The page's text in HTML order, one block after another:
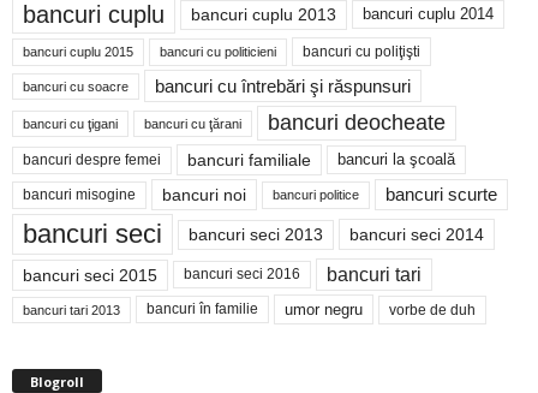
bancuri cuplu bancuri cuplu 2013 bancuri cuplu 2014
bancuri cuplu 2015 bancuri cu politicieni bancuri cu poliţişti
bancuri cu soacre bancuri cu întrebări şi răspunsuri
bancuri cu ţigani bancuri cu ţărani bancuri deocheate
bancuri despre femei bancuri familiale bancuri la şcoală
bancuri misogine bancuri noi bancuri politice bancuri scurte
bancuri seci bancuri seci 2013 bancuri seci 2014
bancuri seci 2015 bancuri seci 2016 bancuri tari
bancuri tari 2013 bancuri în familie umor negru vorbe de duh
Blogroll